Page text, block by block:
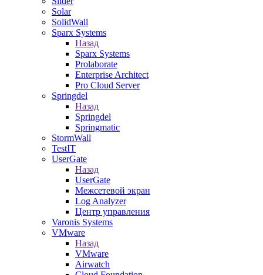
Solar
SolidWall
Sparx Systems
Назад
Sparx Systems
Prolaborate
Enterprise Architect
Pro Cloud Server
Springdel
Назад
Springdel
Springmatic
StormWall
TestIT
UserGate
Назад
UserGate
Межсетевой экран
Log Analyzer
Центр управления
Varonis Systems
VMware
Назад
VMware
Airwatch